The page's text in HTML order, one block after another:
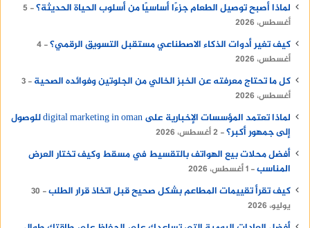
لماذا أصبح توصيل الطعام جزءًا أساسيًا من أسلوب الحياة الحديثة؟
5
أغسطس، 2026
كيف تغير أدوات الذكاء الاصطناعي مستقبل التسويق الرقمي؟ 4
أغسطس، 2026
كل ما تحتاج معرفته عن الخبز الخالي من الجلوتين وفوائده الصحية
3
أغسطس، 2026
لماذا تعتمد المؤسسات الإخبارية على digital marketing in oman للوصول
إلى جمهور أكبر؟ 2 أغسطس، 2026
أفضل محلات بيع الهواتف بالتقسيط في مسقط وكيف تختار العرض
المناسب 1 أغسطس، 2026
كيف تقرأ تقييمات المطاعم بشكل صحيح قبل اتخاذ قرار الطلب
30
يوليو، 2026